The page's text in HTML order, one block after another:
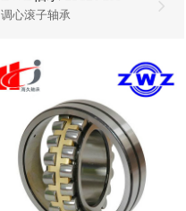
调心滚子轴承